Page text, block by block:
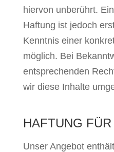
hiervon unberührt.
Haftung ist jedoch
Kenntnis einer
möglich. Bei
entsprechenden
wir diese Inhalte
HAFTUNG
Unser Angebot